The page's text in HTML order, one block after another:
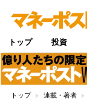
トップ 投資
トップ 連載・著者